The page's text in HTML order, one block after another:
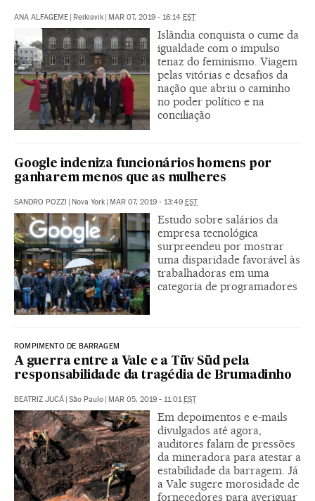
ANA ALFAGEME | Reikiavik | MAR 07, 2019 - 16:14 EST
Islândia conquista o cume da
igualdade com o impulso
tenaz do feminismo. Viagem
pelas vitórias e desafios da
nação que abriu o caminho
no poder político e na
conciliação
Google indeniza funcionários homens por
ganharem menos que as mulheres
SANDRO POZZI | Nova York | MAR 07, 2019 - 13:49 EST
Estudo sobre salários da
empresa tecnológica
surpreendeu por mostrar
uma disparidade favorável às
trabalhadoras em uma
categoria de programadores
ROMPIMENTO DE BARRAGEM
A guerra entre a Vale e a Tüv Süd pela
responsabilidade da tragédia de Brumadinho
BEATRIZ JUCÁ | São Paulo | MAR 05, 2019 - 11:01EST
Em depoimentos e e-mails
divulgados até agora,
auditores falam de pressões
da mineradora para atestar a
estabilidade da barragem. Já
a Vale sugere morosidade de
fornecedores para averiguar